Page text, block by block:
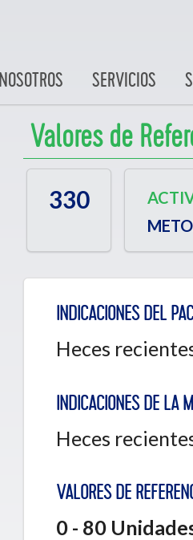
NOSOTROS SERVICIOS
Valores de
330
INDICACIONES DEL
Heces
INDICACIONES DE LA
Heces
VALORES DE
0 - 80